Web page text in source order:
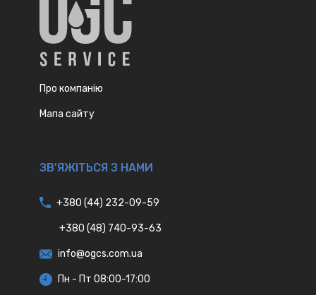
Про компанію
Мапа сайту
ЗВ'ЯЖІТЬСЯ З НАМИ
+380 (44) 232-09-59
+380 (48) 740-93-63
info@ogcs.com.ua
Пн - Пт 08:00-17:00